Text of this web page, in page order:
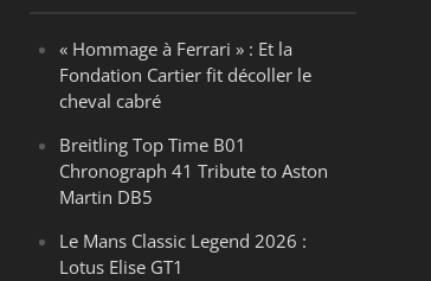
« Hommage à Ferrari » : Et la
Fondation Cartier fit décoller le
cheval cabré
Breitling Top Time B01
Chronograph 41 Tribute to Aston
Martin DB5
Le Mans Classic Legend 2026 :
Lotus Elise GT1